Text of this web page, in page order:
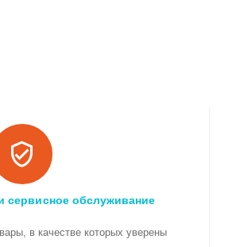
сервисное обслуживание
в качестве которых уверены